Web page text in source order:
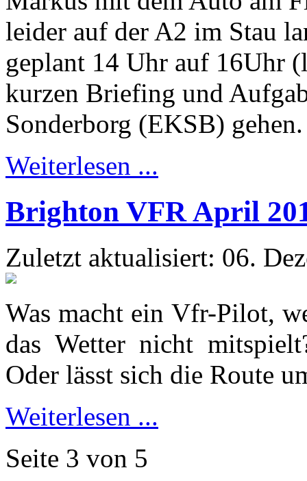
leider auf der A2 im Stau
geplant 14 Uhr auf 16Uhr
kurzen Briefing und
Sonderborg (EKSB) gehen.
Weiterlesen ...
Brighton VFR April
Zuletzt aktualisiert: 06.
Was macht ein Vfr-Pilot,
das Wetter nicht
Oder lässt sich die Route
Weiterlesen ...
Seite 3 von 5